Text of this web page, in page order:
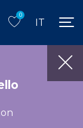
0
IT